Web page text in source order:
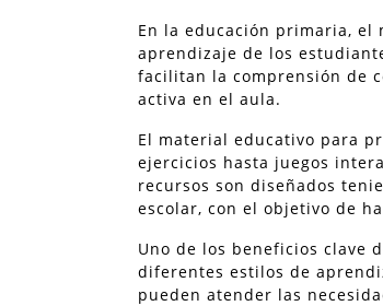
En la educación primaria, el
aprendizaje de los
facilitan la comprensión de
activa en el aula.
El material educativo para
ejercicios hasta juegos
recursos son diseñados
escolar, con el objetivo de
Uno de los beneficios clave
diferentes estilos de
pueden atender las